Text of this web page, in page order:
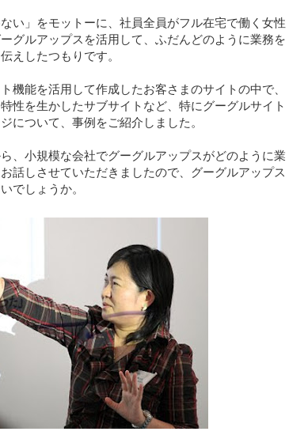
い」をモットーに、社員全員がフル在宅で働く女性
グルアップスを活用して、ふだんどのように業務を
えしたつもりです。
機能を活用して作成したお客さまのサイトの中で、
性を生かしたサブサイトなど、特にグーグルサイト
について、事例をご紹介しました。
、小規模な会社でグーグルアップスがどのように業
話しさせていただきましたので、グーグルアップス
でしょうか。